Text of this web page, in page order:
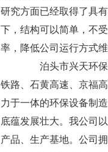
研究方面已经取得了具
下，结构可以简单，不
率，降低公司运行方式
泊头市兴天环保
铁路、石黄高速、京福
力于一体的环保设备制
底蕴发展壮大。我公司
产品、生产基地。公司